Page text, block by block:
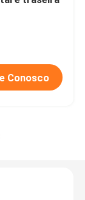
Conosco